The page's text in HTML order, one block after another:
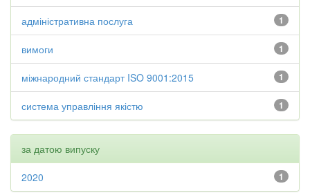
1
адміністративна послуга
1
вимоги
1
міжнародний стандарт ISO 9001:2015
1
система управління якістю
за датою випуску
1
2020